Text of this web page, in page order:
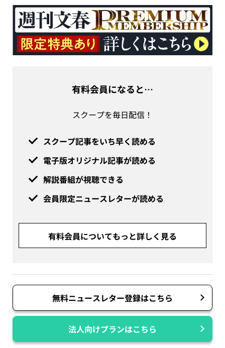
有料会員になると…
スクープを毎日配信！
スクープ記事をいち早く読める
電子版オリジナル記事が読める
解説番組が視聴できる
会員限定ニュースレターが読める
有料会員についてもっと詳しく見る
無料ニュースレター登録はこちら
法人向けプランはこちら